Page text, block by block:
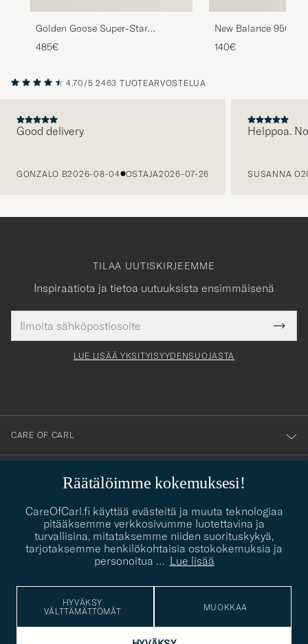
Golden Goose Super-Star
Sneakers White/Grey
485€
New Balance 950
Angora
140€
4.70/5 2463 TUOTEARVOSTELUA
Good delivery
GONZALO B2026-08-04 OSTAJA2026-07-26
Helppoa.
SUSANNA O
Räätälöimme kokemuksesi!
CareOfCarl.fi käyttää evästeitä ja muuta teknologiaa
pitääksemme verkkosivumme luotettavina ja
turvallisina, mitataksemme niiden suorituskykyä,
tarjotaksemme henkilökohtaisia ostokokemuksia ja
personoitua … Lue lisää
HYVÄKSY
VÄLTTÄMÄTTÖMÄT
MUOKKAA
TILAA UUTISKIRJEEMME
Inspiraatiota ja tietoa uutuuksista ensimmäisenä
tieto
Tack
för
dig
till
vårt
nyhetsbrev!
LUE LISÄÄ YKSITYISYYDENSUOJASTA
CARE OF CARL
SOSIAALISESSA MEDIASSA
YHTEYSTIEDOT
PUKEUTUMISNEUVONTA
Kaipaatko apua oman tyylisi löytämiseen? Me autamme sinua